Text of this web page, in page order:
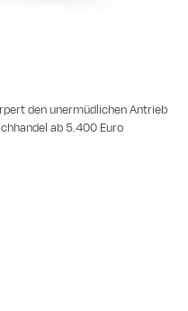
den unermüdlichen Antrieb
ab 5.400 Euro